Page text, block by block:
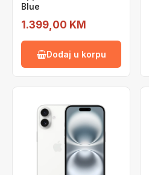
Blue
1.399,00 KM
Dodaj u korpu